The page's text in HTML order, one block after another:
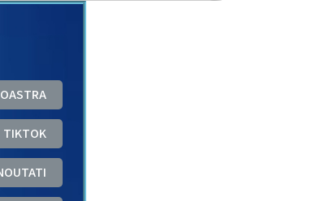
TIKTOK